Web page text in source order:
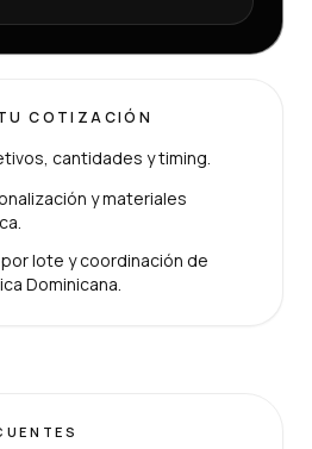
COTIZACIÓN
cantidades y timing.
y materiales
lote y coordinación de
Dominicana.